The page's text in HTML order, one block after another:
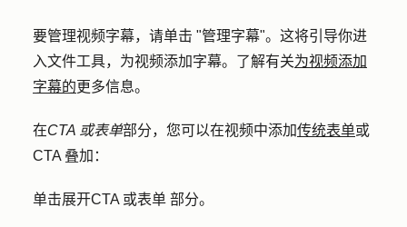
要管理视频字幕，请单击 "管理字幕"。这将引导你进
入文件工具，为视频添加字幕。了解有关为视频添加
字幕的更多信息。
在CTA 或表单部分，您可以在视频中添加传统表单或
CTA 叠加：
单击展开CTA 或表单 部分。